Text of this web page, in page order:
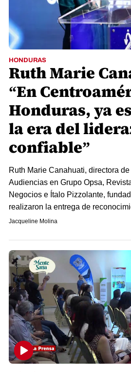
HONDURAS
Ruth Marie
“En
Honduras, ya
la era del
confiable”
Ruth Marie Canahuati, directora
Audiencias en Grupo Opsa,
Negocios e Ítalo Pizzolante,
realizaron la entrega de
Jacqueline Molina